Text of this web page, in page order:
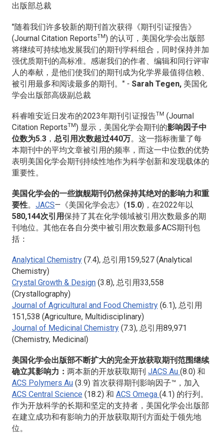
出版部总裁
"随着我们许多较新的期刊首次获得《期刊引证报告》
(Journal Citation ReportsTM) 的认可，美国化学会出版部
将继续可持续地发展我们的期刊学科组合，同时保持并加
强优质期刊的高标准。感谢我们的作者、编辑和同行评审
人的奉献，是他们使我们的期刊成为化学界最值得信赖、
被引用最多和阅读最多的期刊。" - Sarah Tegen, 美国化
学会出版部高级副总裁
科睿唯安近日发布的2023年期刊引证报告TM (Journal
Citation ReportsTM) 显示，美国化学会期刊的影响因子中
位数为5.3 ， 总引用次数超过440万。这一指标衡量了每
本期刊中的平均文章被引用的频率，而这一中位数的优势
表明美国化学会期刊持续性地作为科学创新和发现载体的
重要性。
美国化学会的一些旗舰期刊仍然保持其绝对的影响力和重
要性。 JACS—《美国化学会志》(15.0)，在2022年以
580,144次引用保持了其在化学领域被引用次数最多的期
刊地位。其他在各自分类中被引用次数最多ACS期刊包
括：
Analytical Chemistry (7.4), 总引用159,527 (Analytical
Chemistry)
Crystal Growth & Design (3.8), 总引用33,558
(Crystallography)
Journal of Agricultural and Food Chemistry (6.1), 总引用
151,538 (Agriculture, Multidisciplinary)
Journal of Medicinal Chemistry (7.3), 总引用89,971
(Chemistry, Medicinal)
美国化学会出版部不断扩大的完全开放获取期刊范围继续
确立其影响力： 两本新的开放获取期刊 JACS Au (8.0) 和
ACS Polymers Au (3.9) 首次获得期刊影响因子™，加入
ACS Central Science (18.2) 和 ACS Omega (4.1) 的行列。
作为开放科学的长期和坚定的支持者，美国化学会出版部
在建立成功和有影响力的开放获取期刊方面处于领先地
位。